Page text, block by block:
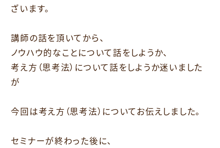
ざいます。
講師の話を頂いてから、
ノウハウ的なことについて話をしようか、
考え方（思考法）について話をしようか迷いました
が
今回は考え方（思考法）についてお伝えしました。
セミナーが終わった後に、